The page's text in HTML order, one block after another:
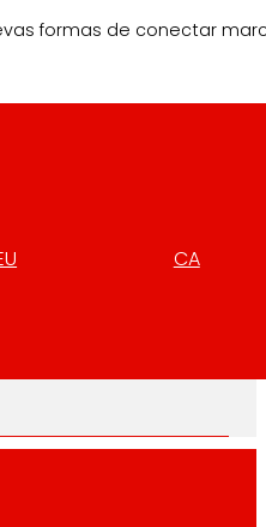
formas de conectar
CA